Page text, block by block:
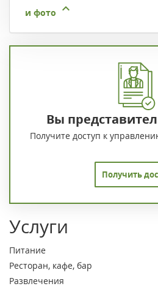
и фото
Вы
Получите доступ к
Получить
Услуги
Питание
Ресторан, кафе, бар
Развлечения